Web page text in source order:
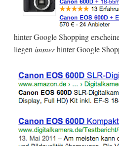
hinter Google Shopping
liegen immerhinter Google